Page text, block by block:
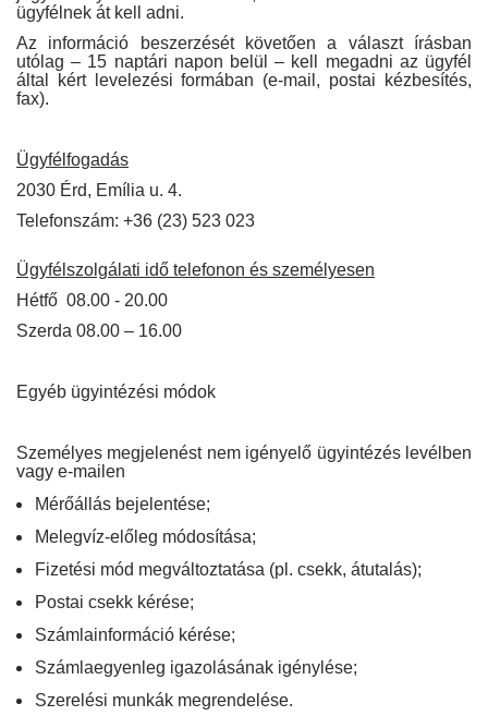
ügyfélnek át kell adni.
Az információ beszerzését követően a választ írásban
utólag – 15 naptári napon belül – kell megadni az ügyfél
által kért levelezési formában (e-mail, postai kézbesítés,
fax).
Ügyfélfogadás
2030 Érd, Emília u. 4.
Telefonszám: +36 (23) 523 023
Ügyfélszolgálati idő telefonon és személyesen
Hétfő 08.00 - 20.00
Szerda 08.00 – 16.00
Egyéb ügyintézési módok
Személyes megjelenést nem igényelő ügyintézés levélben
vagy e-mailen
Mérőállás bejelentése;
Melegvíz-előleg módosítása;
Fizetési mód megváltoztatása (pl. csekk, átutalás);
Postai csekk kérése;
Számlainformáció kérése;
Számlaegyenleg igazolásának igénylése;
Szerelési munkák megrendelése.